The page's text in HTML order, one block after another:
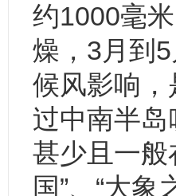
约1000毫
燥，3月到
候风影响
过中南半
甚少且一般
国”、“大象